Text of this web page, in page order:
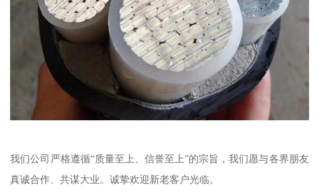
我们公司严格遵循“质量至上、信誉至上”的宗旨，我们愿与各界朋友
真诚合作、共谋大业。诚挚欢迎新老客户光临。